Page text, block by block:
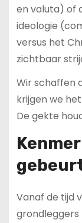
en valuta) of
ideologie
versus het
zichtbaar
Wir schaffen
krijgen we
De gekte
Vanaf de tijd
grondleggers